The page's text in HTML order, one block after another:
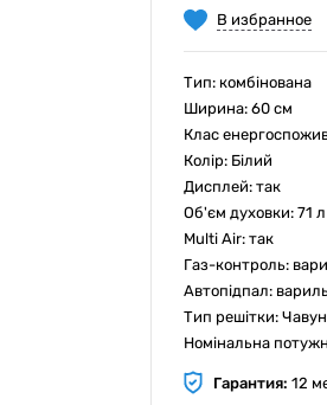
В избранное
Тип: комбінована
Ширина: 60 см
Клас
Колір: Білий
Дисплей: так
Об'єм духовки: 71 л
Multi Air: так
Газ-контроль:
Автопідпал:
Тип решітки: Чавун
Номінальна
Гарантия: 12